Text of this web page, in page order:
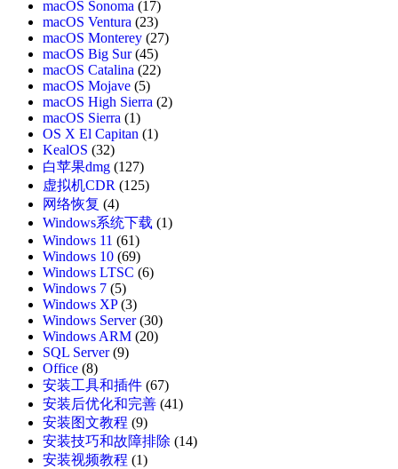
macOS Sonoma (17)
macOS Ventura (23)
macOS Monterey (27)
macOS Big Sur(45)
macOS Catalina (22)
macOS Mojave (5)
macOS High Sierra (2)
macOS Sierra (1)
OS X El Capitan (1)
KealOS (32)
白苹果dmg (127)
虚拟机CDR (125)
网络恢复 (4)
Windows系统下载 (1)
Windows 11 (61)
Windows 10 (69)
Windows LTSC (6)
Windows 7 (5)
Windows XP(3)
Windows Server(30)
Windows ARM (20)
SQL Server(9)
Office (8)
安装工具和插件 (67)
安装后优化和完善 (41)
安装图文教程 (9)
安装技巧和故障排除 (14)
安装视频教程 (1)